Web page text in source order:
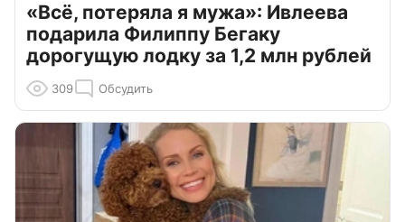
«Всё, потеряла я мужа»: Ивлеева
подарила Филиппу Бегаку
дорогущую лодку за 1,2 млн рублей
309 Обсудить